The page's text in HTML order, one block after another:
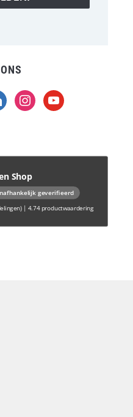
instagramyoutube
Shop
geverifieerd
| 4.74 productwaardering